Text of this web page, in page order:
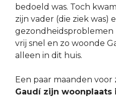
bedoeld was. Toch
zijn vader (die ziek was)
gezondheidsproblemen
vrij snel en zo woonde
alleen in dit huis.
Een paar maanden voor
Gaudí zijn woonplaats